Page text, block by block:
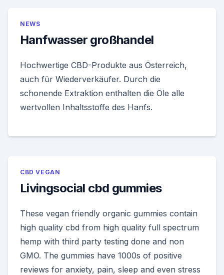
NEWS
Hanfwasser großhandel
Hochwertige CBD-Produkte aus Österreich,
auch für Wiederverkäufer. Durch die
schonende Extraktion enthalten die Öle alle
wertvollen Inhaltsstoffe des Hanfs.
CBD VEGAN
Livingsocial cbd gummies
These vegan friendly organic gummies contain
high quality cbd from high quality full spectrum
hemp with third party testing done and non
GMO. The gummies have 1000s of positive
reviews for anxiety, pain, sleep and even stress